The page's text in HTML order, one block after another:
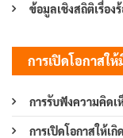
ข้อมูลเชิงสถิติเรื่อง
การเปิดโอกาสใ
การรับฟังความคิด
การเปิดโอกาสให้เ